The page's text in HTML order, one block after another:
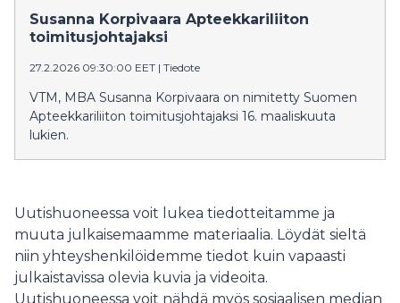
Susanna Korpivaara Apteekkariliiton
toimitusjohtajaksi
27.2.2026 09:30:00 EET | Tiedote
VTM, MBA Susanna Korpivaara on nimitetty Suomen
Apteekkariliiton toimitusjohtajaksi 16. maaliskuuta
lukien.
Uutishuoneessa voit lukea tiedotteitamme ja
muuta julkaisemaamme materiaalia. Löydät sieltä
niin yhteyshenkilöidemme tiedot kuin vapaasti
julkaistavissa olevia kuvia ja videoita.
Uutishuoneessa voit nähdä myös sosiaalisen median